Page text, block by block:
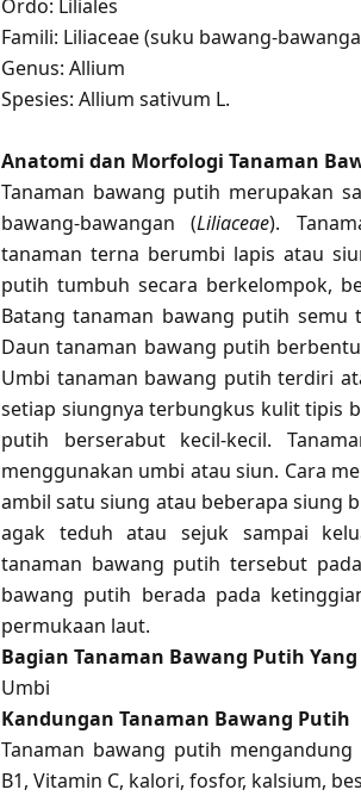
Ordo: Liliales
Famili: Liliaceae (suku bawang-
Genus: Allium
Spesies: Allium sativum L.
Anatomi dan Morfologi Tanaman
Tanaman bawang putih merupakan
bawang-bawangan (Liliaceae).
tanaman terna berumbi lapis atau
putih tumbuh secara berkelompok,
Batang tanaman bawang putih semu
Daun tanaman bawang putih
Umbi tanaman bawang putih terdiri
setiap siungnya terbungkus kulit tipis
putih berserabut kecil-kecil.
menggunakan umbi atau siun. Cara
ambil satu siung atau beberapa siung
agak teduh atau sejuk sampai
tanaman bawang putih tersebut
bawang putih berada pada
permukaan laut.
Bagian Tanaman Bawang Putih
Umbi
Kandungan Tanaman Bawang Putih
Tanaman bawang putih
B1, Vitamin C, kalori, fosfor, kalsium,